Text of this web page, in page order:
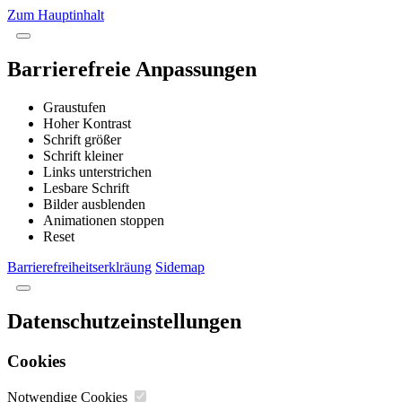
Zum Hauptinhalt
Barrierefreie Anpassungen
Graustufen
Hoher Kontrast
Schrift größer
Schrift kleiner
Links unterstrichen
Lesbare Schrift
Bilder ausblenden
Animationen stoppen
Reset
Barrierefreiheitserklräung Sidemap
Datenschutzeinstellungen
Cookies
Notwendige Cookies